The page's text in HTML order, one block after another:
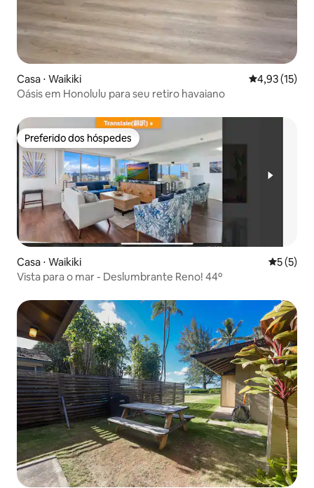
Casa ⋅ Waikiki 4,93 de uma
4,93 (15)
Oásis em Honolulu para seu retiro havaiano
Preferido dos hóspedes
Preferido dos hóspedes
Casa ⋅ Waikiki 5 de
5 (5)
Vista para o mar - Deslumbrante Reno! 44º